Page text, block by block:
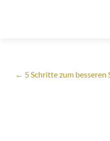
← 5 Schritte zum besseren